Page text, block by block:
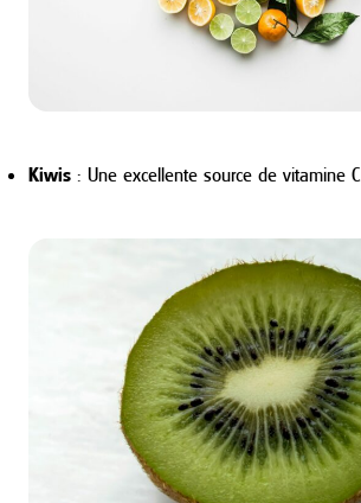
Kiwis : Une excellente source de vitamine C.